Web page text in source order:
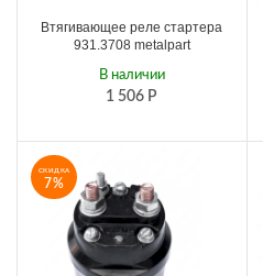
Втягивающее реле стартера
931.3708 metalpart
1 506 Р
В наличии
СКИДКА
7%